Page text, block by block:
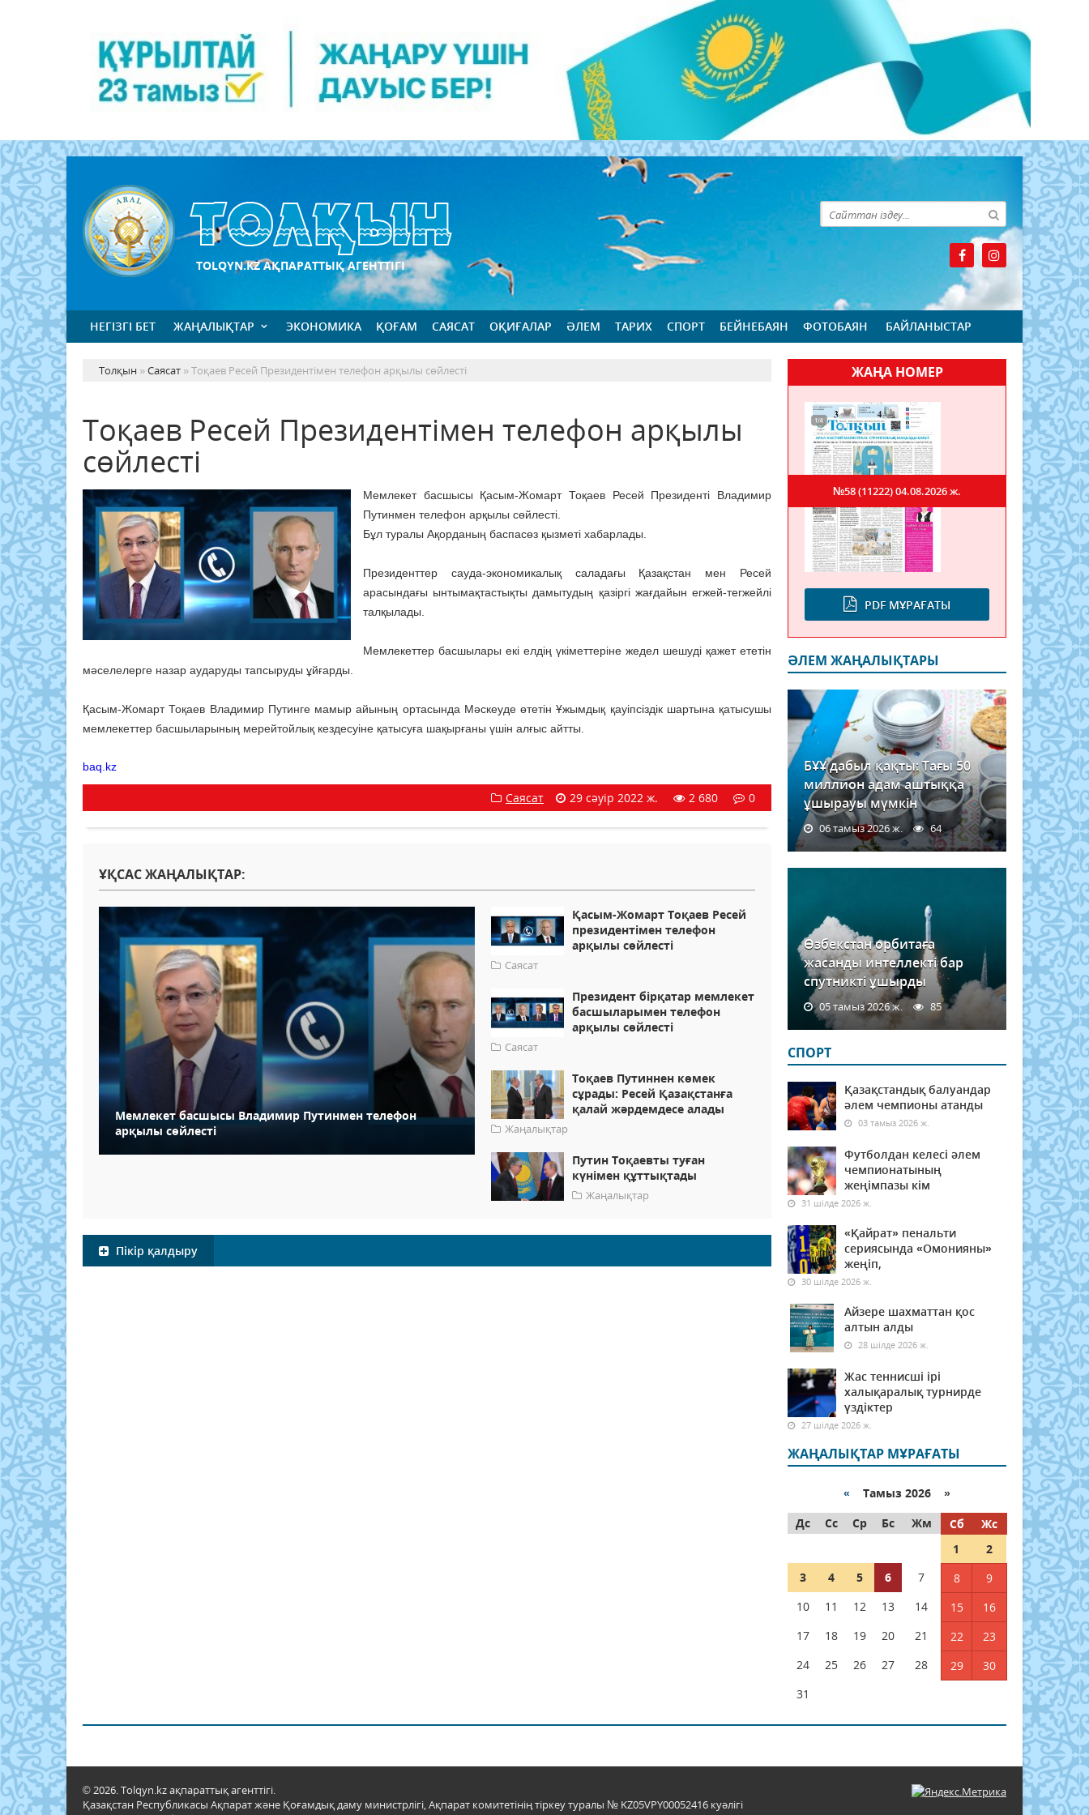
TOLQYN.KZ АҚПАРАТТЫҚ АГЕНТТІГІ
НЕГІЗГІ БЕТ ЖАҢАЛЫҚТАР ЭКОНОМИКА ҚОҒАМ САЯСАТ ОҚИҒАЛАР ӘЛЕМ ТАРИХ СПОРТ БЕЙНЕБАЯН ФОТОБАЯН БАЙЛАНЫСТАР
Толқын »Саясат » Тоқаев Ресей Президентімен телефон арқылы сөйлесті
Тоқаев Ресей Президентімен телефон арқылы
сөйлесті
Мемлекет басшысы Қасым-Жомарт Тоқаев Ресей Президенті Владимир
Путинмен телефон арқылы сөйлесті.
Бұл туралы Ақорданың баспасөз қызметі хабарлады.
Президенттер сауда-экономикалық саладағы Қазақстан мен Ресей
арасындағы ынтымақтастықты дамытудың қазіргі жағдайын егжей-тегжейлі
талқылады.
Мемлекеттер басшылары екі елдің үкіметтеріне жедел шешуді қажет ететін
мәселелерге назар аударуды тапсыруды ұйғарды.
Қасым-Жомарт Тоқаев Владимир Путинге мамыр айының ортасында Мәскеуде өтетін Ұжымдық қауіпсіздік шартына қатысушы
мемлекеттер басшыларының мерейтойлық кездесуіне қатысуға шақырғаны үшін алғыс айтты.
baq.kz
Саясат 29 сәуір 2022 ж. 2 680 0
ҰҚСАС ЖАҢАЛЫҚТАР:
Мемлекет басшысы Владимир Путинмен телефон
арқылы сөйлесті
Қасым-Жомарт Тоқаев Ресей
президентімен телефон
арқылы сөйлесті
Саясат
Президент бірқатар мемлекет
басшыларымен телефон
арқылы сөйлесті
Саясат
Тоқаев Путиннен көмек
сұрады: Ресей Қазақстанға
қалай жәрдемдесе алады
Жаңалықтар
Путин Тоқаевты туған
күнімен құттықтады
Жаңалықтар
Пікір қалдыру
ЖАҢА НОМЕР
PDF МҰРАҒАТЫ
№58 (11222)04.08.2026 ж.
ӘЛЕМ ЖАҢАЛЫҚТАРЫ
БҰҰ дабыл қақты: Тағы 50
миллион адам аштыққа
ұшырауы мүмкін
06 тамыз 2026 ж. 64
Өзбекстан орбитаға
жасанды интеллекті бар
спутникті ұшырды
05 тамыз 2026 ж. 85
СПОРТ
Қазақстандық балуандар
әлем чемпионы атанды
03 тамыз 2026 ж.
Футболдан келесі әлем
чемпионатының
жеңімпазы кім
31 шілде 2026 ж.
«Қайрат» пенальти
сериясында «Омонияны»
жеңіп,
30 шілде 2026 ж.
Айзере шахматтан қос
алтын алды
28 шілде 2026 ж.
Жас теннисші ірі
халықаралық турнирде
үздіктер
27 шілде 2026 ж.
ЖАҢАЛЫҚТАР МҰРАҒАТЫ
« Тамыз 2026 »
Дс
Сс Ср Бс Жм Сб
Жс
1
2
3
4 5 6 7 8
9
10
11 12 13 14 15
16
17
18 19 20 21 22
23
24
25 26 27 28 29
30
31
© 2026. Tolqyn.kz ақпараттық агенттігі.
Қазақстан Республикасы Ақпарат және Қоғамдық даму министрлігі, Ақпарат комитетінің тіркеу туралы № KZ05VPY00052416 куәлігі